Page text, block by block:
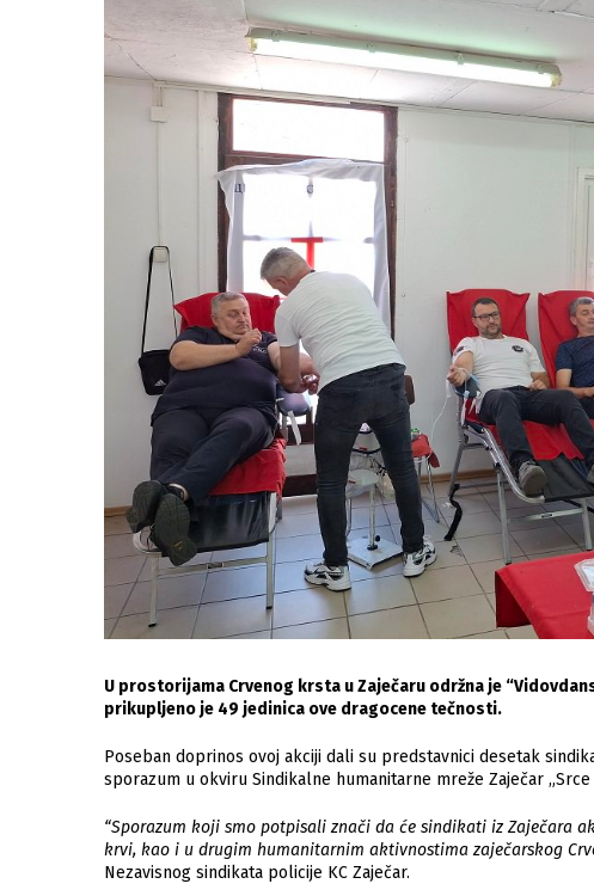
U prostorijama Crvenog krsta u Zaječaru održna je
prikupljeno je 49 jedinica ove dragocene tečnosti.
Poseban doprinos ovoj akciji dali su predstavnici desetak
sporazum u okviru Sindikalne humanitarne mreže Zaječar „Srce
“Sporazum koji smo potpisali znači da će sindikati iz Zaječara
krvi, kao i u drugim humanitarnim aktivnostima zaječarskog
Nezavisnog sindikata policije KC Zaječar.